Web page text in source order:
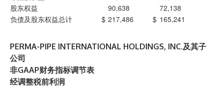
股东权益
90,638
72,138
负债及股东权益总计
$ 217,486 $ 165,241
PERMA-PIPE INTERNATIONAL HOLDINGS, INC.及其子
公司
非GAAP财务指标调节表
经调整税前利润